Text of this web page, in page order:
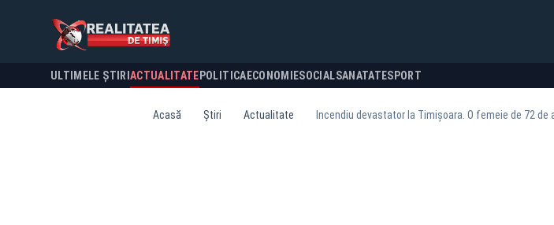
ULTIMELE ȘTIRI ACTUALITATE POLITICA ECONOMIESOCIALSANATATESPORT
Acasă Știri Actualitate Incendiu devastator la Timișoara. O femeie de 72